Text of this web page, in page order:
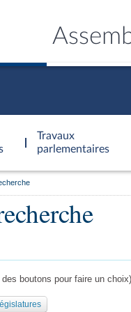
Travaux
parlementaires
boutons pour faire un choix)